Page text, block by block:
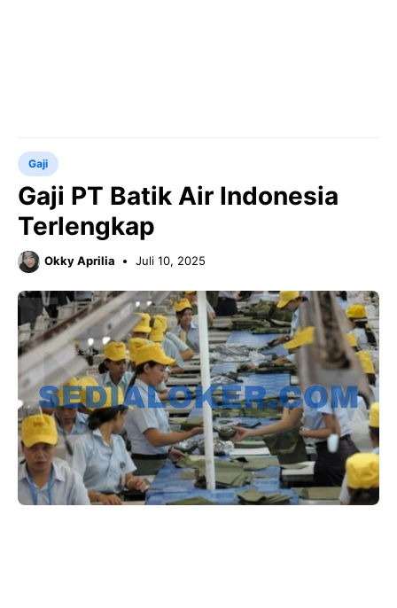
Gaji
Gaji PT Batik Air Indonesia
Terlengkap
Okky Aprilia Juli 10, 2025